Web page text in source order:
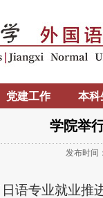
党建工作 本科
学院举
发布时间
语专业就业推